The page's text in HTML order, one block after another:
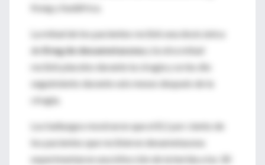
Kong y Sudáfrica.
La mitad de los pacientes recibió una dosis única
de8 mg de dexametasonay la otra mitad
recibió placebo durante la cirugía y se les dio
seguimiento durante seis meses después de la
cirugía.
Los hallazgos mostraron que el 8,1 por ciento de
los pacientes que recibieron dexametasona
experimentaron una infección de la herida a los 30